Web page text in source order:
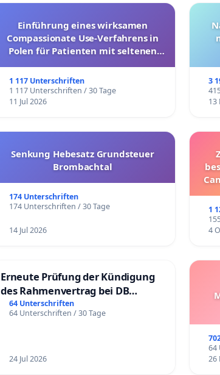
Einführung eines wirksamen
Compassionate Use-Verfahrens in
Polen für Patienten mit seltenen
1 117 Unterschriften
1 117 Unterschriften / 30 Tage
11 Jul 2026
3
13
Senkung Hebesatz Grundsteuer
Brombachtal
174 Unterschriften
174 Unterschriften / 30 Tage
14 Jul 2026
1
4
Erneute Prüfung der Kündigung
des Rahmenvertrag bei DB
Fahrwegdienste Gmbh
64 Unterschriften
64 Unterschriften / 30 Tage
24 Jul 2026
64
26